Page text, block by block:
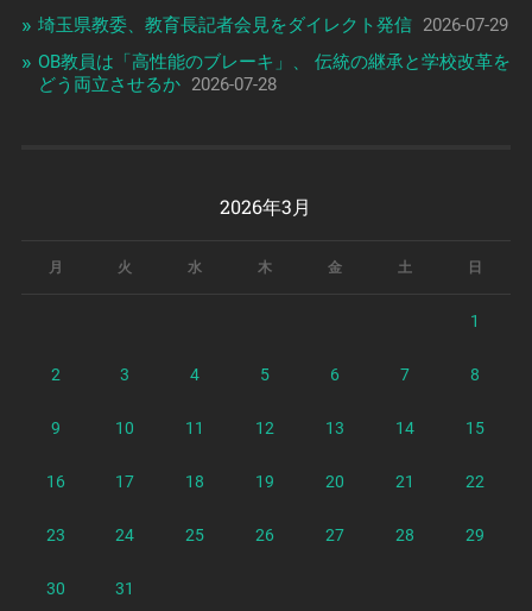
埼玉県教委、教育長記者会見をダイレクト発信 2026-07-29
OB教員は「高性能のブレーキ」、 伝統の継承と学校改革を
どう両立させるか 2026-07-28
2026年3月
月 火 水 木 金 土 日
1
2 3 4 5 6 7 8
9 10 11 12 13 14 15
16 17 18 19 20 21 22
23 24 25 26 27 28 29
30 31